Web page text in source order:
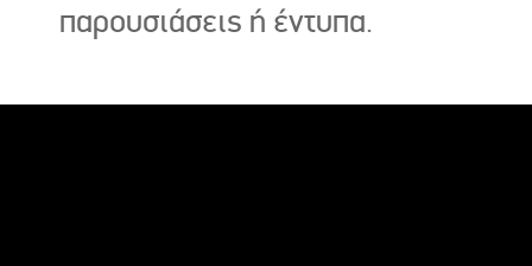
παρουσιάσεις ή έντυπα.